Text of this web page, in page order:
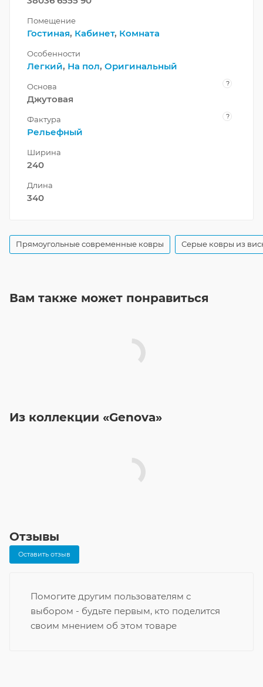
Помещение
Гостиная, Кабинет, Комната
Особенности
Легкий, На пол, Оригинальный
Основа ?
Джутовая
Фактура ?
Рельефный
Ширина
240
Длина
340
Прямоугольные современные ковры Серые ковры из
Вам также может понравиться
Из коллекции «Genova»
Отзывы
Оставить отзыв
Помогите другим пользователям с
выбором - будьте первым, кто поделится
своим мнением об этом товаре